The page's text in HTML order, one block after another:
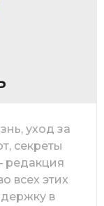
уход за
секреты
редакция
всех этих
в